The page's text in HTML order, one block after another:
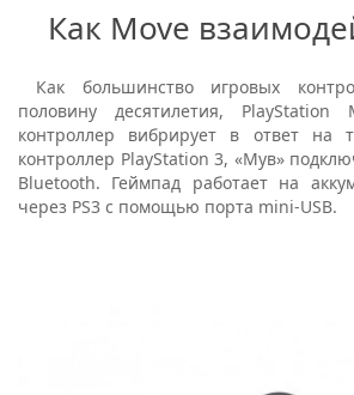
Как Move
Как большинство игровых
половину десятилетия,
контроллер вибрирует в ответ на
контроллер PlayStation 3, «Мув»
Bluetooth. Геймпад работает на
через PS3 с помощью порта mini-USB.